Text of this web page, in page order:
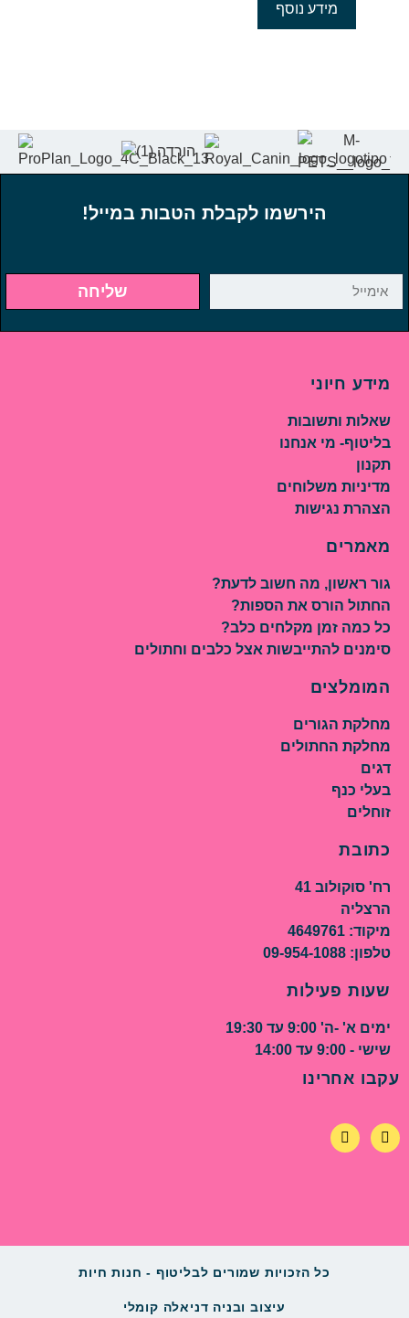
מידע נוסף
הירשמו לקבלת הטבות במייל!
שליחה
מידע חיוני
שאלות ותשובות
בליטוף- מי אנחנו
תקנון
מדיניות משלוחים
הצהרת נגישות
מאמרים
גור ראשון, מה חשוב לדעת?
החתול הורס את הספות?
כל כמה זמן מקלחים כלב?
סימנים להתייבשות אצל כלבים וחתולים
המומלצים
מחלקת הגורים
מחלקת החתולים
דגים
בעלי כנף
זוחלים
כתובת
רח' סוקולוב 41
הרצליה
מיקוד: 4649761
טלפון: 09-954-1088
שעות פעילות
ימים א' -ה' 9:00 עד 19:30
שישי - 9:00 עד 14:00
עקבו אחרינו
כל הזכויות שמורים לבליטוף - חנות חיות
עיצוב ובניה דניאלה קומלי